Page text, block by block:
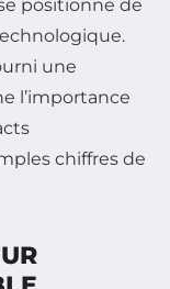
positionne de
une
l’importance
chiffres de